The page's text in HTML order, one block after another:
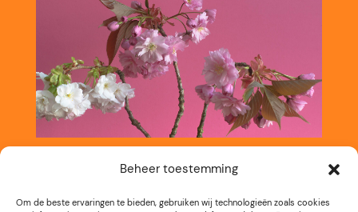
Beheer toestemming
Om de beste ervaringen te bieden, gebruiken wij technologieën zoals cookies